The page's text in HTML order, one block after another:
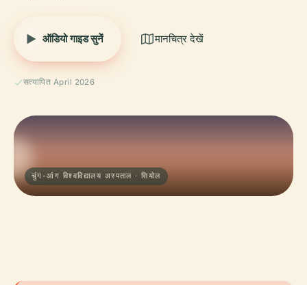
ऑडियो गाइड सुनें मानचित्र देखें
सत्यापित April 2026
चुंग-आंग विश्वविद्यालय अस्पताल · सियोल